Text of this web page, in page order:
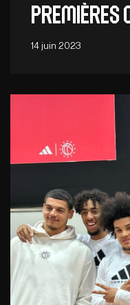
premières
14 juin 2023